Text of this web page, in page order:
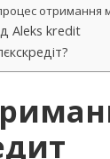
отримання
Aleks kredit